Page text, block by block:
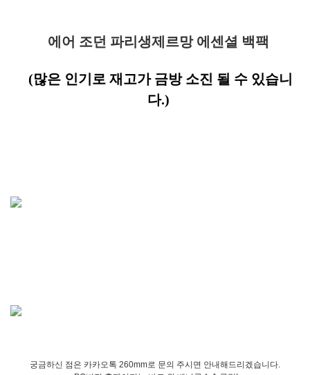
에어 조던 파리생제르망 에센셜 백팩
(많은 인기로 재고가 금방 소진 될 수 있습니
다.)
궁금하신 점은 카카오톡 260mm로 문의 주시면 안내해드리겠습니다.